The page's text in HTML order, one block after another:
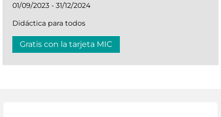
01/09/2023 - 31/12/2024
Didáctica para todos
Gratis con la tarjeta MIC